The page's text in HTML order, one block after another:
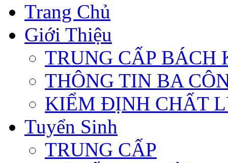
Trang Chủ
Giới Thiệu
TRUNG CẤP BÁCH
THÔNG TIN BA
KIỂM ĐỊNH CHẤT
Tuyển Sinh
TRUNG CẤP